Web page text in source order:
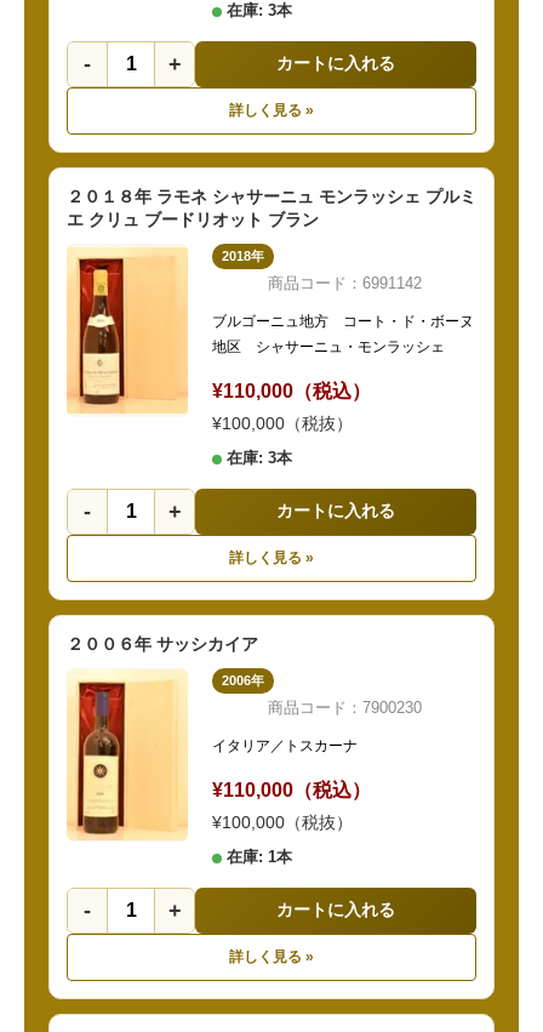
在庫: 3本
- + カートに入れる
詳しく見る »
２０１８年 ラモネ シャサーニュ モンラッシェ プルミ
エ クリュ ブードリオット ブラン
2018年
商品コード：6991142
ブルゴーニュ地方 コート・ド・ボーヌ
地区 シャサーニュ・モンラッシェ
¥110,000（税込）
¥100,000（税抜）
在庫: 3本
- + カートに入れる
詳しく見る »
２００６年 サッシカイア
2006年
商品コード：7900230
イタリア／トスカーナ
¥110,000（税込）
¥100,000（税抜）
在庫: 1本
- + カートに入れる
詳しく見る »